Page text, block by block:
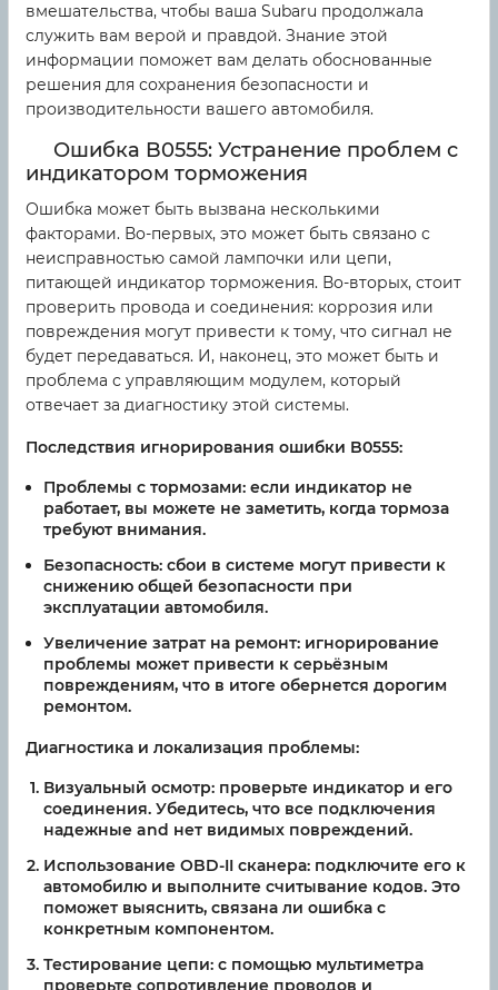
вмешательства, чтобы ваша Subaru продолжала
служить вам верой и правдой. Знание этой
информации поможет вам делать обоснованные
решения для сохранения безопасности и
производительности вашего автомобиля.
Ошибка B0555: Устранение проблем с
индикатором торможения
Ошибка может быть вызвана несколькими
факторами. Во-первых, это может быть связано с
неисправностью самой лампочки или цепи,
питающей индикатор торможения. Во-вторых, стоит
проверить провода и соединения: коррозия или
повреждения могут привести к тому, что сигнал не
будет передаваться. И, наконец, это может быть и
проблема с управляющим модулем, который
отвечает за диагностику этой системы.
Последствия игнорирования ошибки B0555:
Проблемы с тормозами: если индикатор не
работает, вы можете не заметить, когда тормоза
требуют внимания.
Безопасность: сбои в системе могут привести к
снижению общей безопасности при
эксплуатации автомобиля.
Увеличение затрат на ремонт: игнорирование
проблемы может привести к серьёзным
повреждениям, что в итоге обернется дорогим
ремонтом.
Диагностика и локализация проблемы:
Визуальный осмотр: проверьте индикатор и его
соединения. Убедитесь, что все подключения
надежные and нет видимых повреждений.
Использование OBD-II сканера: подключите его к
автомобилю и выполните считывание кодов. Это
поможет выяснить, связана ли ошибка с
конкретным компонентом.
Тестирование цепи: с помощью мультиметра
проверьте сопротивление проводов и